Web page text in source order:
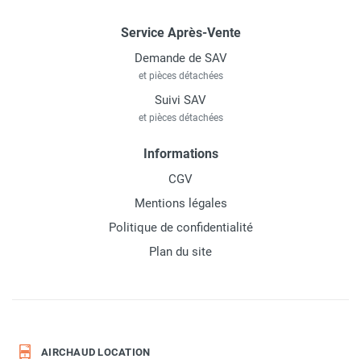
Service Après-Vente
Demande de SAV
et pièces détachées
Suivi SAV
et pièces détachées
Informations
CGV
Mentions légales
Politique de confidentialité
Plan du site
AIRCHAUD LOCATION